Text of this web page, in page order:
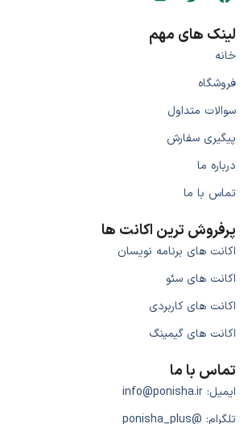
لینک های مهم
خانه
فروشگاه
سوالات متداول
پیگیری سفارش
درباره ما
تماس با ما
پرفروش ترین اکانت ها
اکانت های برنامه نویسان
اکانت های سئو
اکانت های کاربردی
اکانت های گیمینگ
تماس با ما
ایمیل: info@ponisha.ir
تلگرام: @ponisha_plus